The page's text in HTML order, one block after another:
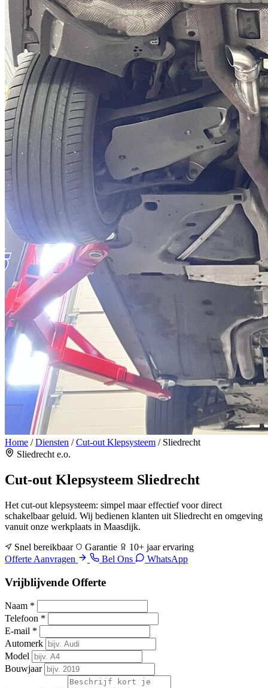
Home / Diensten / Cut-out Klepsysteem / Sliedrecht
Sliedrecht e.o.
Cut-out Klepsysteem Sliedrecht
Het cut-out klepsysteem: simpel maar effectief voor direct
schakelbaar geluid. Wij bedienen klanten uit Sliedrecht en omgeving
vanuit onze werkplaats in Maasdijk.
Snel bereikbaar
Garantie
10+ jaar ervaring
Offerte Aanvragen
Bel Ons WhatsApp
Vrijblijvende Offerte
Naam *
Telefoon *
E-mail *
Automerk
Model
Bouwjaar